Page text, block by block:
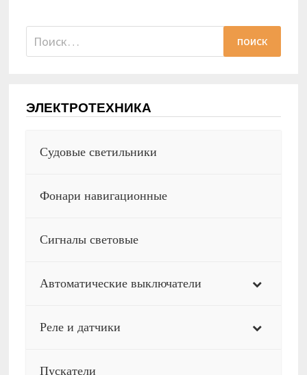
Найти:
ЭЛЕКТРОТЕХНИКА
Судовые светильники
Фонари навигационные
Сигналы световые
Автоматические выключатели
Реле и датчики
Пускатели